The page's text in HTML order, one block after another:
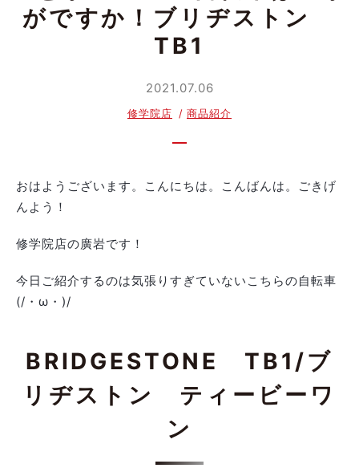
がですか！ブリヂストン
TB1
2021.07.06
修学院店 商品紹介
おはようございます。こんにちは。こんばんは。ごきげ
んよう！
修学院店の廣岩です！
今日ご紹介するのは気張りすぎていないこちらの自転車
(/・ω・)/
BRIDGESTONE TB1/ブ
リヂストン ティービーワ
ン